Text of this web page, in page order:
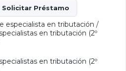
especialista en tributación /
en tributación (2º
en tributación (2º